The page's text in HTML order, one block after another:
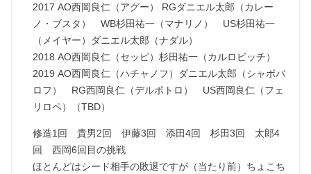
2017 AO西岡良仁（アグー） RGダニエル太郎（カレー
ノ・ブスタ） WB杉田祐一（マナリノ） US杉田祐一
（メイヤー）ダニエル太郎（ナダル）
2018 AO西岡良仁（セッピ）杉田祐一（カルロビッチ）
2019 AO西岡良仁（ハチャノフ）ダニエル太郎（シャポバ
ロフ） RG西岡良仁（デルポトロ） US西岡良仁（フェ
リロペ）（TBD）
修造1回 貴男2回 伊藤3回 添田4回 杉田3回 太郎4
回 西岡6回目の挑戦
ほとんどはシード相手の敗退ですが（当たり前）ちょこち